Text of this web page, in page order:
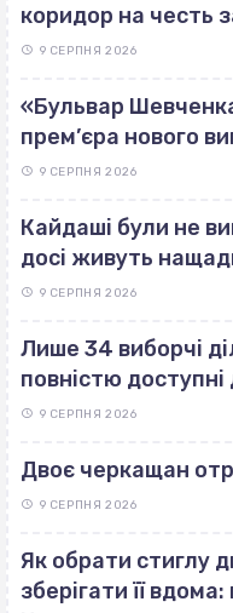
коридор на честь
9 СЕРПНЯ 2026
«Бульвар
прем’єра нового
9 СЕРПНЯ 2026
Кайдаші були не
досі живуть
9 СЕРПНЯ 2026
Лише 34 виборчі
повністю
9 СЕРПНЯ 2026
Двоє черкащан
9 СЕРПНЯ 2026
Як обрати стиглу
зберігати її